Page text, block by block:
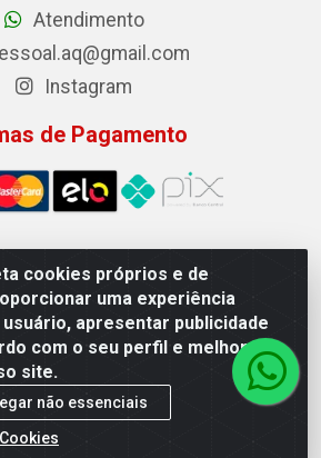
cookies próprios e de
uma experiência
apresentar publicidade
com o seu perfil e melhorar a
site.
não essenciais
Atendimento
Instagram
de Pagamento
de Pecas LTDA - Quadra Qi
06 - Taguatinga, Brasília/DF - CEP
- CNPJ 72.617.459/0001-40